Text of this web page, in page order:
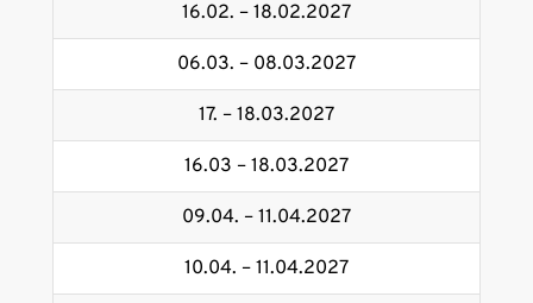
16.02. – 18.02.2027
06.03. – 08.03.2027
17. – 18.03.2027
16.03 – 18.03.2027
09.04. – 11.04.2027
10.04. – 11.04.2027